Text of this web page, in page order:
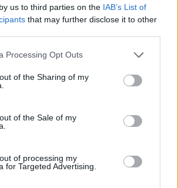
us to third parties on the IAB’s List of
that may further disclose it to other
website/app uses one or more Google
or usage behaviour. You may click to
to Google and its third-party tags to
specified purposes in below Google
Processing Opt Outs
of the Sharing of my
of the Sale of my
of processing my
for Targeted Advertising.